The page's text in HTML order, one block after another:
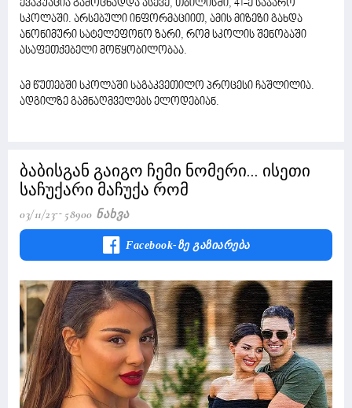
ევაკუაცია გამოცხადდა ასევე, თბილისში, 41-ე საჯარო
სკოლაში. არსებული ინფორმაციით, ამის მიზეზი გახდა
ანონიმური სატელეფონო ზარი, რომ სკოლის შენობაში
ასაფეთქებელი მოწყობილობაა.
ამ წუთებში სკოლაში საგაკვეთილო პროცესი ჩაშლილია.
ადგილზე გამნაღმველებს ელოდებიან.
ბაბისგან გაიგო ჩემი ნომერი... ისეთი
საჩუქარი მაჩუქა რომ
03/11/23 58900 Ნახვა
Facebook-Ზე Გაზიარება